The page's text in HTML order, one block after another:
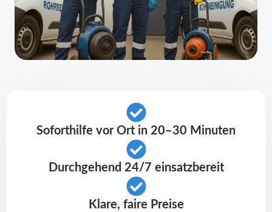
Soforthilfe vor Ort in 20–30 Minuten
Durchgehend 24/7 einsatzbereit
Klare, faire Preise